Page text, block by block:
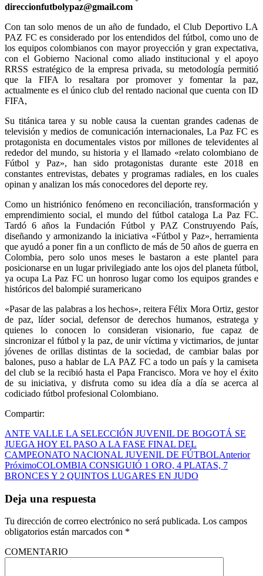
direccionfutbolypaz@gmail.com
Con tan solo menos de un año de fundado, el Club Deportivo LA
PAZ FC es considerado por los entendidos del fútbol, como uno de
los equipos colombianos con mayor proyección y gran expectativa,
con el Gobierno Nacional como aliado institucional y el apoyo
RRSS estratégico de la empresa privada, su metodología permitió
que la FIFA lo resaltara por promover y fomentar la paz,
actualmente es el único club del rentado nacional que cuenta con ID
FIFA,
Su titánica tarea y su noble causa la cuentan grandes cadenas de
televisión y medios de comunicación internacionales, La Paz FC es
protagonista en documentales vistos por millones de televidentes al
rededor del mundo, su historia y el llamado «relato colombiano de
Fútbol y Paz», han sido protagonistas durante este 2018 en
constantes entrevistas, debates y programas radiales, en los cuales
opinan y analizan los más conocedores del deporte rey.
Como un histriónico fenómeno en reconciliación, transformación y
emprendimiento social, el mundo del fútbol cataloga La Paz FC.
Tardó 6 años la Fundación Fútbol y PAZ Construyendo País,
diseñando y armonizando la iniciativa «Fútbol y Paz», herramienta
que ayudó a poner fin a un conflicto de más de 50 años de guerra en
Colombia, pero solo unos meses le bastaron a este plantel para
posicionarse en un lugar privilegiado ante los ojos del planeta fútbol,
ya ocupa La Paz FC un honroso lugar como los equipos grandes e
históricos del balompié suramericano
«Pasar de las palabras a los hechos», reitera Félix Mora Ortiz, gestor
de paz, líder social, defensor de derechos humanos, estratega y
quienes lo conocen lo consideran visionario, fue capaz de
sincronizar el fútbol y la paz, de unir víctima y victimarios, de juntar
jóvenes de orillas distintas de la sociedad, de cambiar balas por
balones, puso a hablar de LA PAZ FC a todo un país y la camiseta
del club se la recibió hasta el Papa Francisco. Mora ve hoy el éxito
de su iniciativa, y disfruta como su idea día a día se acerca al
codiciado fútbol profesional Colombiano.
Compartir:
ANTE VALLE LA SELECCIÓN JUVENIL DE BOGOTÁ SE
JUEGA HOY EL PASO A LA FASE FINAL DEL
CAMPEONATO NACIONAL JUVENIL DE FÚTBOLAnterior
PróximoCOLOMBIA CONSIGUIÓ 1 ORO, 4 PLATAS, 7
BRONCES Y 2 QUINTOS LUGARES EN JUDO
Deja una respuesta
Tu dirección de correo electrónico no será publicada. Los campos
obligatorios están marcados con *
COMENTARIO